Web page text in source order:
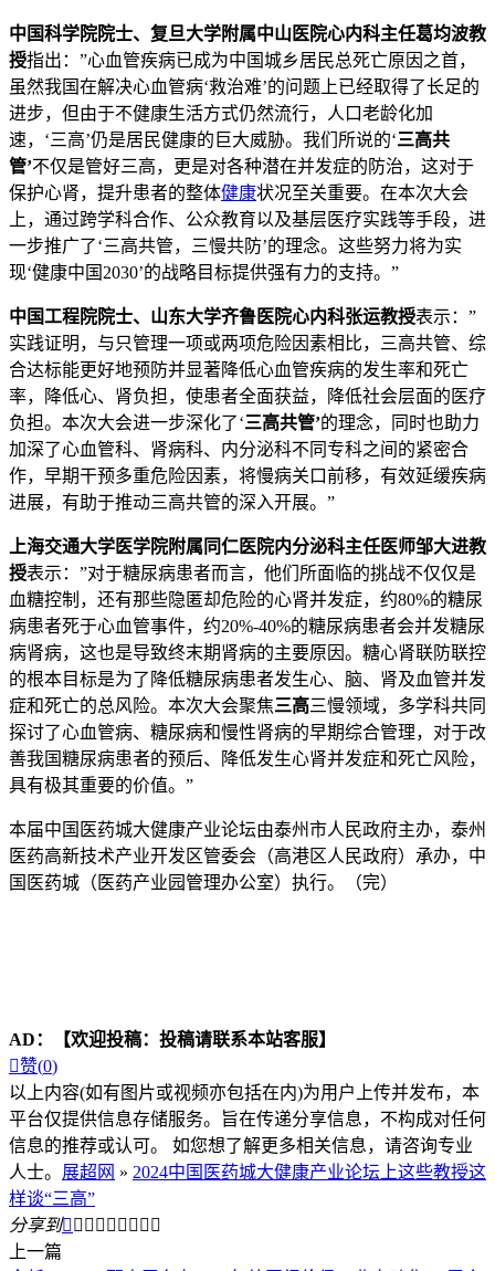
中国科学院院士、复旦大学附属中山医院心内科主任葛均波教
授指出：”心血管疾病已成为中国城乡居民总死亡原因之首，
虽然我国在解决心血管病‘救治难’的问题上已经取得了长足的
进步，但由于不健康生活方式仍然流行，人口老龄化加
速，‘三高’仍是居民健康的巨大威胁。我们所说的‘三高共
管’不仅是管好三高，更是对各种潜在并发症的防治，这对于
保护心肾，提升患者的整体健康状况至关重要。在本次大会
上，通过跨学科合作、公众教育以及基层医疗实践等手段，进
一步推广了‘三高共管，三慢共防’的理念。这些努力将为实
现‘健康中国2030’的战略目标提供强有力的支持。”
中国工程院院士、山东大学齐鲁医院心内科张运教授表示：”
实践证明，与只管理一项或两项危险因素相比，三高共管、综
合达标能更好地预防并显著降低心血管疾病的发生率和死亡
率，降低心、肾负担，使患者全面获益，降低社会层面的医疗
负担。本次大会进一步深化了‘三高共管’的理念，同时也助力
加深了心血管科、肾病科、内分泌科不同专科之间的紧密合
作，早期干预多重危险因素，将慢病关口前移，有效延缓疾病
进展，有助于推动三高共管的深入开展。”
上海交通大学医学院附属同仁医院内分泌科主任医师邹大进教
授表示：”对于糖尿病患者而言，他们所面临的挑战不仅仅是
血糖控制，还有那些隐匿却危险的心肾并发症，约80%的糖尿
病患者死于心血管事件，约20%-40%的糖尿病患者会并发糖尿
病肾病，这也是导致终末期肾病的主要原因。糖心肾联防联控
的根本目标是为了降低糖尿病患者发生心、脑、肾及血管并发
症和死亡的总风险。本次大会聚焦三高三慢领域，多学科共同
探讨了心血管病、糖尿病和慢性肾病的早期综合管理，对于改
善我国糖尿病患者的预后、降低发生心肾并发症和死亡风险，
具有极其重要的价值。”
本届中国医药城大健康产业论坛由泰州市人民政府主办，泰州
医药高新技术产业开发区管委会（高港区人民政府）承办，中
国医药城（医药产业园管理办公室）执行。（完）
AD：
【欢迎投稿：投稿请联系本站客服】
赞(0)
以上内容(如有图片或视频亦包括在内)为用户上传并发布，本
平台仅提供信息存储服务。旨在传递分享信息，不构成对任何
信息的推荐或认可。 如您想了解更多相关信息，请咨询专业
人士。 展超网 » 2024中国医药城大健康产业论坛上这些教授这
样谈“三高”
分享到        
上一篇